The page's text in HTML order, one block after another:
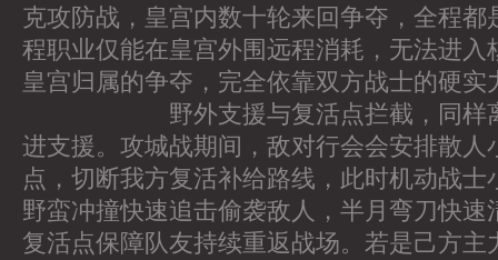
克攻防战，皇宫内数十轮来回争夺，全程都
程职业仅能在皇宫外围远程消耗，无法进入
皇宫归属的争夺，完全依靠双方战士的硬实
野外支援与复活点拦截，同样离
进支援。攻城战期间，敌对行会会安排散人
点，切断我方复活补给路线，此时机动战士
野蛮冲撞快速追击偷袭敌人，半月弯刀快速
复活点保障队友持续重返战场。若是己方主